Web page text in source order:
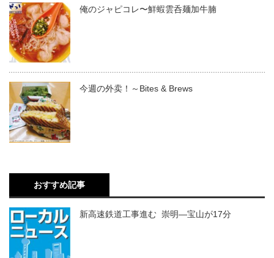
俺のジャピコレ〜鮮蝦雲呑麺加牛腩
今週の外卖！～Bites & Brews
おすすめ記事
新高速鉄道工事進む 崇明―宝山が17分